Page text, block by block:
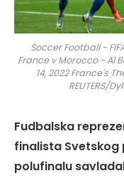
Soccer Football -
France v Morocco - Al
14, 2022 France's
REUTERS/
Fudbalska
finalista Svetskog
polufinalu